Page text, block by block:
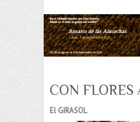
CON FLORES
El GIRASOL